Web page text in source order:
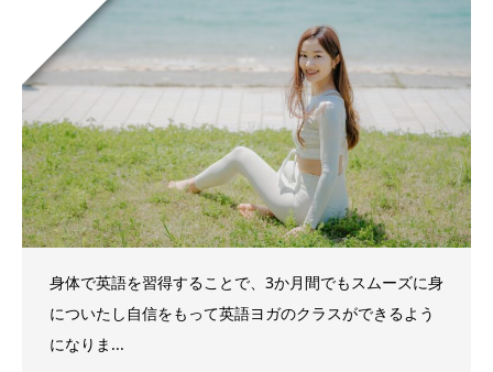
身体で英語を習得することで、3か月間でもスムーズに身
についたし自信をもって英語ヨガのクラスができるよう
になりま...